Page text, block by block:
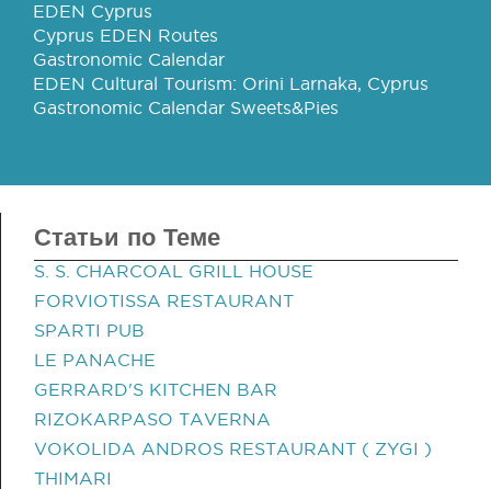
EDEN Cyprus
Cyprus EDEN Routes
Gastronomic Calendar
EDEN Cultural Tourism: Orini Larnaka, Cyprus
Gastronomic Calendar Sweets&Pies
Статьи по Теме
S. S. CHARCOAL GRILL HOUSE
FORVIOTISSA RESTAURANT
SPARTI PUB
LE PANACHE
GERRARD'S KITCHEN BAR
RIZOKARPASO TAVERNA
VOKOLIDA ANDROS RESTAURANT ( ZYGI )
THIMARI